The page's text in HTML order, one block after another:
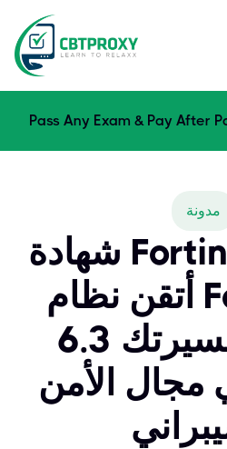
Pass Any Exam & Pay After
مدونة
شهادة Fortinet NSE 5:
أتقن نظام FortiSIEM
6.3 وارتقِ بمسيرتك
مجال الأمن